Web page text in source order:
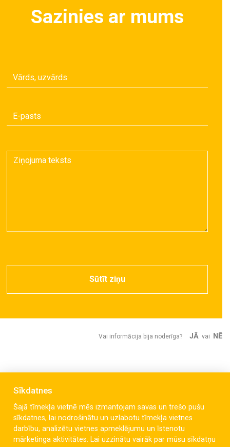
Sazinies ar mums
Sūtīt ziņu
Vai informācija bija noderīga? JĀ vai NĒ
Sīkdatnes
Šajā tīmekļa vietnē mēs izmantojam savas un trešo pušu
sīkdatnes, lai nodrošinātu un uzlabotu tīmekļa vietnes
darbību, analizētu vietnes apmeklējumu un īstenotu
mārketinga aktivitātes. Lai uzzinātu vairāk par mūsu sīkdatņu